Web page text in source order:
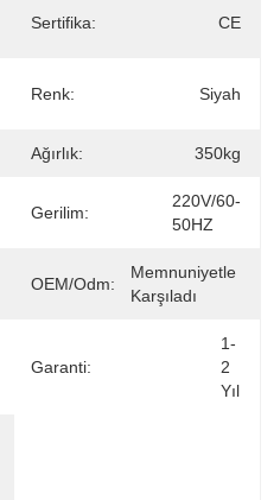
Sertifika: CE
Renk: Siyah
Ağırlık: 350kg
Gerilim:
220V/60-
50HZ
OEM/odm:
Memnuniyetle
Karşıladı
Garanti:
1-
2
Yıl